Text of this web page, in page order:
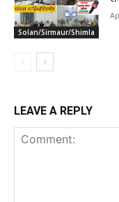
Solan/Sirmaur/Shimla
LEAVE A REPLY